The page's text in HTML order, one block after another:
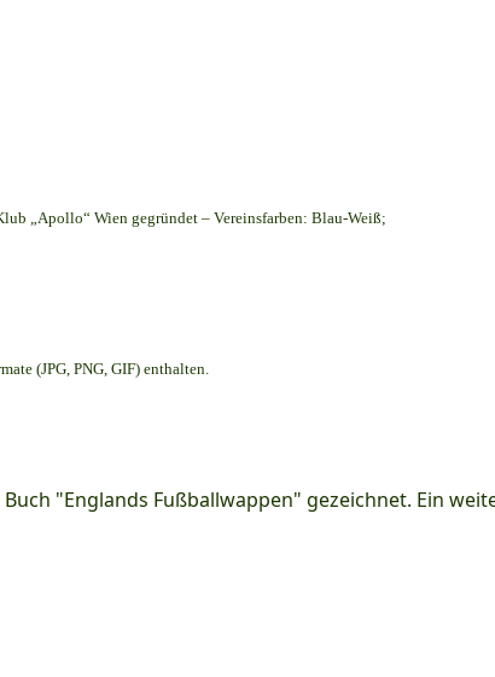
„Apollo“ Wien gegründet – Vereinsfarben: Blau-Weiß;
(JPG, PNG, GIF) enthalten.
"Englands Fußballwappen" gezeichnet. Ein